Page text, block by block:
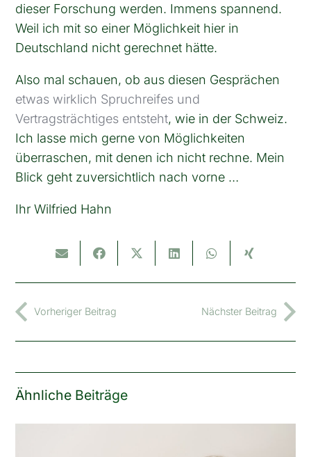
dieser Forschung werden. Immens spannend.
Weil ich mit so einer Möglichkeit hier in
Deutschland nicht gerechnet hätte.
Also mal schauen, ob aus diesen Gesprächen
etwas wirklich Spruchreifes und
Vertragsträchtiges entsteht, wie in der Schweiz.
Ich lasse mich gerne von Möglichkeiten
überraschen, mit denen ich nicht rechne. Mein
Blick geht zuversichtlich nach vorne …
Ihr Wilfried Hahn
Vorheriger Beitrag Nächster Beitrag
Ähnliche Beiträge